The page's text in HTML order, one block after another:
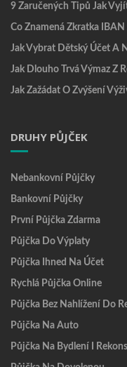
9 Zaručených Tipů Jak
Co Znamená Zkratka
Jak Vybrat Dětský Účet A
Jak Dlouho Trvá Výmaz Z
Jak Zažádat O Zvýšení
DRUHY PŮJČEK
Nebankovní Půjčky
Bankovní Půjčky
První Půjčka Zdarma
Půjčka Do Výplaty
Půjčka Ihned Na Účet
Rychlá Půjčka Online
Půjčka Bez Nahlížení Do
Půjčka Na Auto
Půjčka Na Bydlení I